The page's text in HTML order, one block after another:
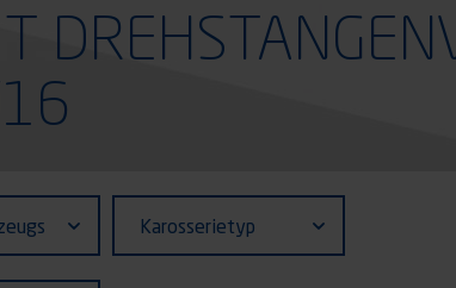
Karosserietyp